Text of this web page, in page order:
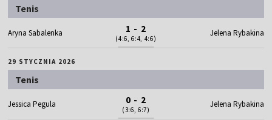
Tenis
Aryna Sabalenka 1 - 2
(4:6, 6:4, 4:6)
Jelena Rybakina
29 STYCZNIA 2026
Tenis
Jessica Pegula 0 - 2
(3:6, 6:7)
Jelena Rybakina